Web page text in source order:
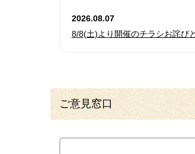
2026.08.07
8/8(土)より開催のチラシお詫び
ご意見窓口